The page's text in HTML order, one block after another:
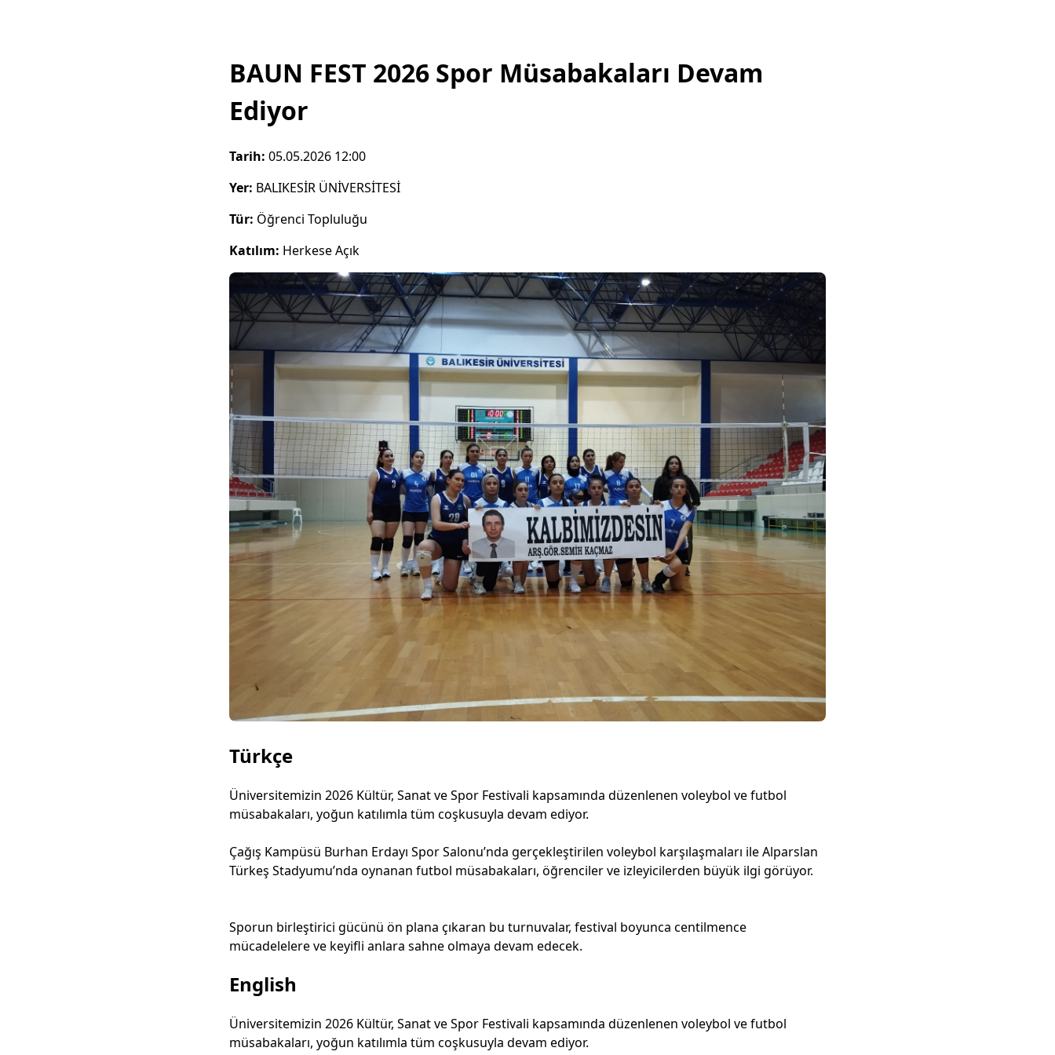
BAUN FEST 2026 Spor Müsabakaları Devam
Ediyor
Tarih: 05.05.2026 12:00
Yer: BALIKESİR ÜNİVERSİTESİ
Tür: Öğrenci Topluluğu
Katılım: Herkese Açık
Türkçe
Üniversitemizin 2026 Kültür, Sanat ve Spor Festivali kapsamında düzenlenen voleybol ve futbol
müsabakaları, yoğun katılımla tüm coşkusuyla devam ediyor.
Çağış Kampüsü Burhan Erdayı Spor Salonu’nda gerçekleştirilen voleybol karşılaşmaları ile Alparslan
Türkeş Stadyumu’nda oynanan futbol müsabakaları, öğrenciler ve izleyicilerden büyük ilgi görüyor.
Sporun birleştirici gücünü ön plana çıkaran bu turnuvalar, festival boyunca centilmence
mücadelelere ve keyifli anlara sahne olmaya devam edecek.
English
Üniversitemizin 2026 Kültür, Sanat ve Spor Festivali kapsamında düzenlenen voleybol ve futbol
müsabakaları, yoğun katılımla tüm coşkusuyla devam ediyor.